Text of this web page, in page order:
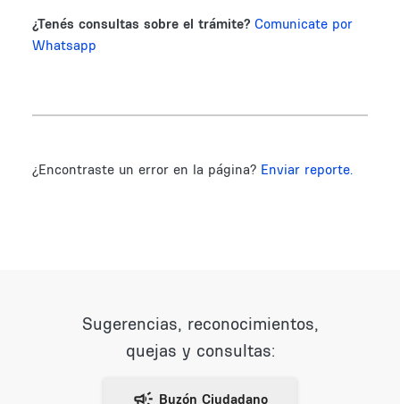
¿Tenés consultas sobre el trámite? Comunicate por
Whatsapp
¿Encontraste un error en la página? Enviar reporte.
Sugerencias, reconocimientos,
quejas y consultas: